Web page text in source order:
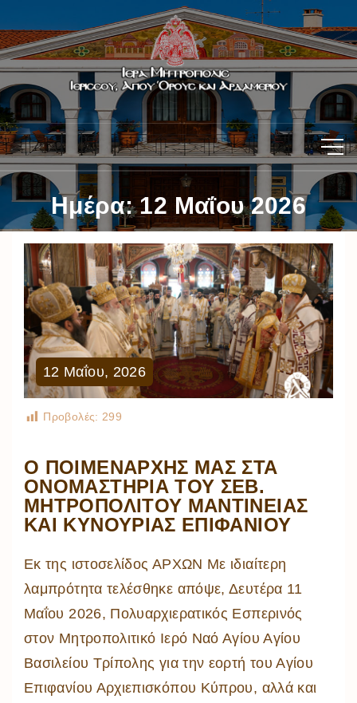
Ημέρα:12 Μαΐου 2026
12 Μαΐου, 2026
Προβολές: 299
Ο ΠΟΙΜΕΝΑΡΧΗΣ ΜΑΣ ΣΤΑ
ΟΝΟΜΑΣΤΗΡΙΑ ΤΟΥ ΣΕΒ.
ΜΗΤΡΟΠΟΛΙΤΟΥ ΜΑΝΤΙΝΕΙΑΣ
ΚΑΙ ΚΥΝΟΥΡΙΑΣ ΕΠΙΦΑΝΙΟΥ
Εκ της ιστοσελίδος ΑΡΧΩΝ Με ιδιαίτερη
λαμπρότητα τελέσθηκε απόψε, Δευτέρα 11
Μαΐου 2026, Πολυαρχιερατικός Εσπερινός
στον Μητροπολιτικό Ιερό Ναό Αγίου Αγίου
Βασιλείου Τρίπολης για την εορτή του Αγίου
Επιφανίου Αρχιεπισκόπου Κύπρου, αλλά και